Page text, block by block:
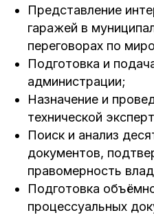
Представление
гаражей в
переговорах по
Подготовка и
администрации;
Назначение и
технической
Поиск и анализ
документов,
правомерность
Подготовка
процессуальных